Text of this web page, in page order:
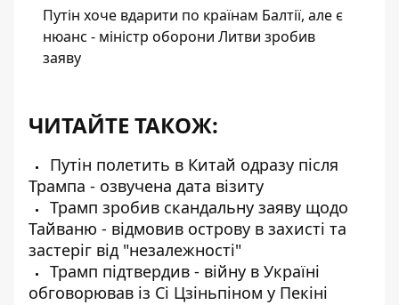
Путін хоче вдарити по країнам Балтії, але є
нюанс - міністр оборони Литви зробив
заяву
ЧИТАЙТЕ ТАКОЖ:
Путін полетить в Китай одразу після
Трампа - озвучена дата візиту
Трамп зробив скандальну заяву щодо
Тайваню - відмовив острову в захисті та
застеріг від "незалежності"
Трамп підтвердив - війну в Україні
обговорював із Сі Цзіньпіном у Пекіні